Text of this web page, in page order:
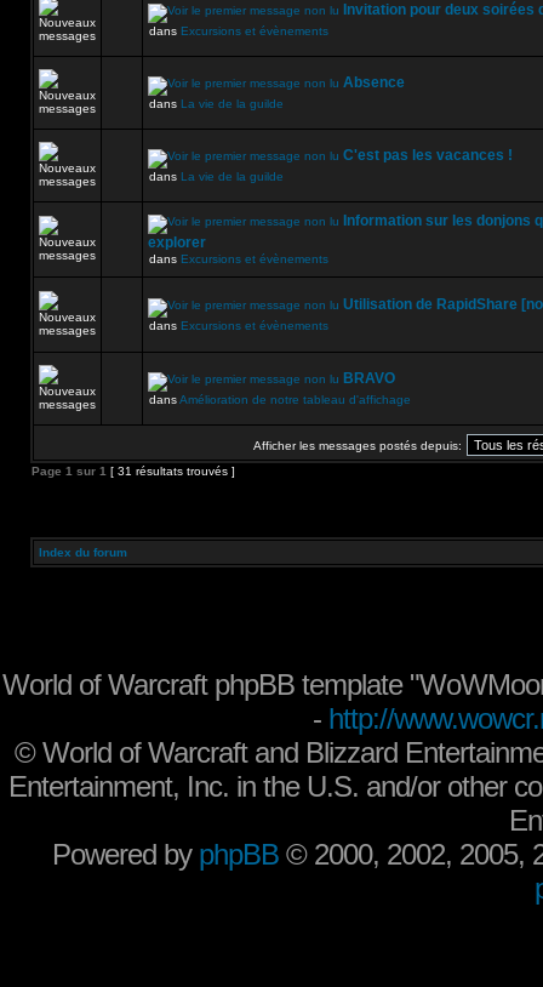
Invitation pour deux soirées
dans Excursions et évènements
Absence
dans La vie de la guilde
C'est pas les vacances !
dans La vie de la guilde
Information sur les donjons
explorer
dans Excursions et évènements
Utilisation de RapidShare
dans Excursions et évènements
BRAVO
dansAmélioration de notre tableau d'affichage
Afficher les messages postés depuis:
Page 1 sur 1 [ 31 résultats trouvés ]
Index du forum
World of Warcraft phpBB template
- http://
©World of Warcraft and Blizzard
Entertainment, Inc. in the U.S. and/or other
Powered by phpBB © 2000, 2002, 2005,